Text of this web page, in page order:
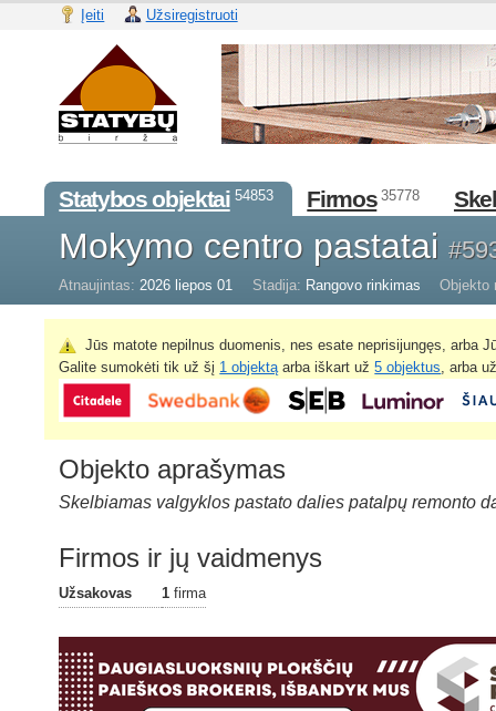
Įeiti Užsiregistruoti
Statybos objektai 54853 Firmos 35778
Mokymo centro pastatai
Atnaujintas: 2026 liepos 01 Stadija: Rangovo rinkimas Objekto
Jūs matote nepilnus duomenis, nes esate neprisijungęs, arba
Galite sumokėti tik už šį 1 objektą arba iškart už5 objektus , arba
Objekto aprašymas
Skelbiamas valgyklos pastato dalies patalpų remonto
Firmos ir jų vaidmenys
Užsakovas 1 firma